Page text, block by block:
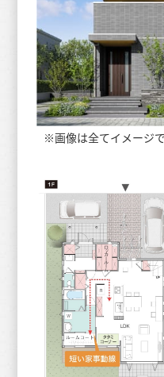
※画像は全てイメージ